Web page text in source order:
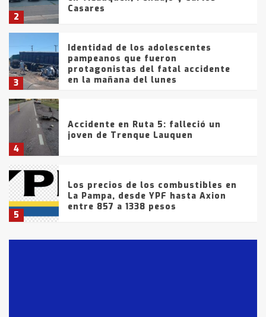
2
Casares
3
Identidad de los adolescentes
pampeanos que fueron
protagonistas del fatal accidente
en la mañana del lunes
4
Accidente en Ruta 5: falleció un
joven de Trenque Lauquen
5
Los precios de los combustibles en
La Pampa, desde YPF hasta Axion
entre 857 a 1338 pesos